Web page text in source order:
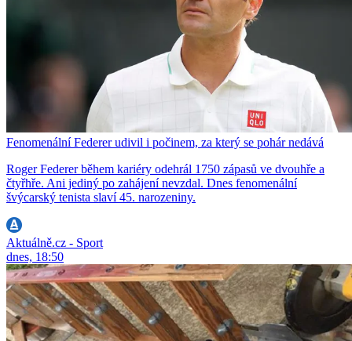
Fenomenální Federer udivil i počinem, za který se pohár nedává
Roger Federer během kariéry odehrál 1750 zápasů ve dvouhře a
čtyřhře. Ani jediný po zahájení nevzdal. Dnes fenomenální
švýcarský tenista slaví 45. narozeniny.
Aktuálně.cz - Sport
dnes, 18:50